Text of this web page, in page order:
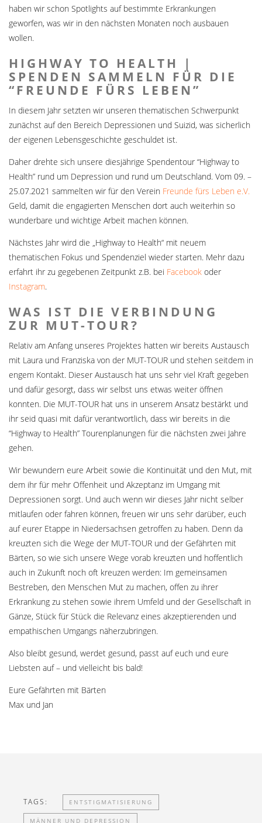
haben wir schon Spotlights auf bestimmte Erkrankungen
geworfen, was wir in den nächsten Monaten noch ausbauen
wollen.
HIGHWAY TO HEALTH |
SPENDEN SAMMELN FÜR DIE
“FREUNDE FÜRS LEBEN”
In diesem Jahr setzten wir unseren thematischen Schwerpunkt
zunächst auf den Bereich Depressionen und Suizid, was sicherlich
der eigenen Lebensgeschichte geschuldet ist.
Daher drehte sich unsere diesjährige Spendentour “Highway to
Health” rund um Depression und rund um Deutschland. Vom 09. –
25.07.2021 sammelten wir für den Verein Freunde fürs Leben e.V.
Geld, damit die engagierten Menschen dort auch weiterhin so
wunderbare und wichtige Arbeit machen können.
Nächstes Jahr wird die „Highway to Health“ mit neuem
thematischen Fokus und Spendenziel wieder starten. Mehr dazu
erfahrt ihr zu gegebenen Zeitpunkt z.B. bei Facebook oder
Instagram.
WAS IST DIE VERBINDUNG
ZUR MUT-TOUR?
Relativ am Anfang unseres Projektes hatten wir bereits Austausch
mit Laura und Franziska von der MUT-TOUR und stehen seitdem in
engem Kontakt. Dieser Austausch hat uns sehr viel Kraft gegeben
und dafür gesorgt, dass wir selbst uns etwas weiter öffnen
konnten. Die MUT-TOUR hat uns in unserem Ansatz bestärkt und
ihr seid quasi mit dafür verantwortlich, dass wir bereits in die
“Highway to Health” Tourenplanungen für die nächsten zwei Jahre
gehen.
Wir bewundern eure Arbeit sowie die Kontinuität und den Mut, mit
dem ihr für mehr Offenheit und Akzeptanz im Umgang mit
Depressionen sorgt. Und auch wenn wir dieses Jahr nicht selber
mitlaufen oder fahren können, freuen wir uns sehr darüber, euch
auf eurer Etappe in Niedersachsen getroffen zu haben. Denn da
kreuzten sich die Wege der MUT-TOUR und der Gefährten mit
Bärten, so wie sich unsere Wege vorab kreuzten und hoffentlich
auch in Zukunft noch oft kreuzen werden: Im gemeinsamen
Bestreben, den Menschen Mut zu machen, offen zu ihrer
Erkrankung zu stehen sowie ihrem Umfeld und der Gesellschaft in
Gänze, Stück für Stück die Relevanz eines akzeptierenden und
empathischen Umgangs näherzubringen.
Also bleibt gesund, werdet gesund, passt auf euch und eure
Liebsten auf – und vielleicht bis bald!
Eure Gefährten mit Bärten
Max und Jan
TAGS: ENTSTIGMATISIERUNG
MÄNNER UND DEPRESSION